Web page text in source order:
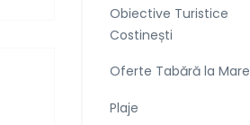
Obiective Turistice
Costinești
Oferte Tabără la Mare
Plaje